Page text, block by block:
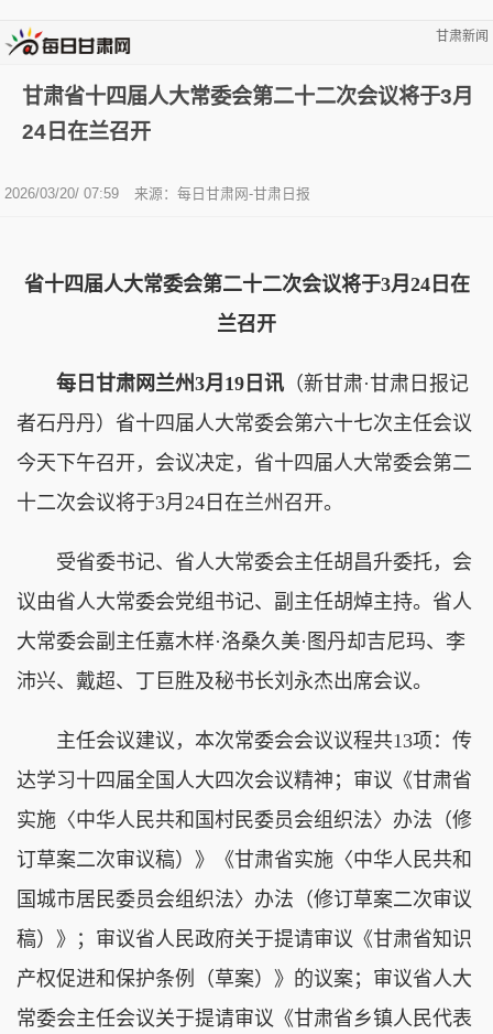
甘肃新闻
甘肃省十四届人大常委会第二十二次会议将于3月
24日在兰召开
2026/03/20/ 07:59 来源：每日甘肃网-甘肃日报
省十四届人大常委会第二十二次会议将于3月24日在
兰召开
每日甘肃网兰州3月19日讯 （新甘肃·甘肃日报记
者石丹丹）省十四届人大常委会第六十七次主任会议
今天下午召开，会议决定，省十四届人大常委会第二
十二次会议将于3月24日在兰州召开。
受省委书记、省人大常委会主任胡昌升委托，会
议由省人大常委会党组书记、副主任胡焯主持。省人
大常委会副主任嘉木样·洛桑久美·图丹却吉尼玛、李
沛兴、戴超、丁巨胜及秘书长刘永杰出席会议。
主任会议建议，本次常委会会议议程共13项：传
达学习十四届全国人大四次会议精神；审议《甘肃省
实施〈中华人民共和国村民委员会组织法〉办法（修
订草案二次审议稿）》《甘肃省实施〈中华人民共和
国城市居民委员会组织法〉办法（修订草案二次审议
稿）》；审议省人民政府关于提请审议《甘肃省知识
产权促进和保护条例（草案）》的议案；审议省人大
常委会主任会议关于提请审议《甘肃省乡镇人民代表